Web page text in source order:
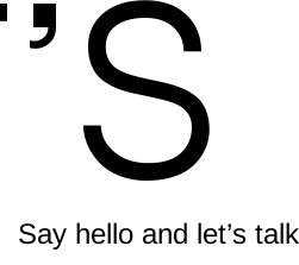
Say hello and let’s